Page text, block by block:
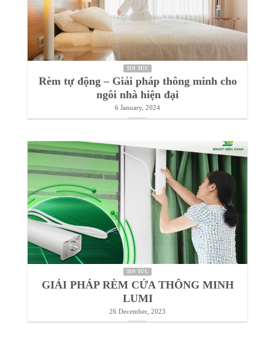
TIN TỨC
Rèm tự động – Giải pháp thông minh cho
ngôi nhà hiện đại
6 January, 2024
TIN TỨC
GIẢI PHÁP RÈM CỬA THÔNG MINH
LUMI
26 December, 2023